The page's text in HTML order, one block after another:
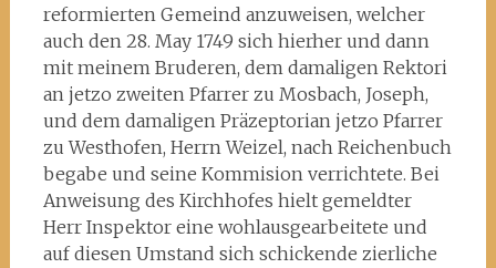
reformierten Gemeind anzuweisen, welcher
auch den 28. May 1749 sich hierher und dann
mit meinem Bruderen, dem damaligen Rektori
an jetzo zweiten Pfarrer zu Mosbach, Joseph,
und dem damaligen Präzeptorian jetzo Pfarrer
zu Westhofen, Herrn Weizel, nach Reichenbuch
begabe und seine Kommision verrichtete. Bei
Anweisung des Kirchhofes hielt gemeldter
Herr Inspektor eine wohlausgearbeitete und
auf diesen Umstand sich schickende zierliche